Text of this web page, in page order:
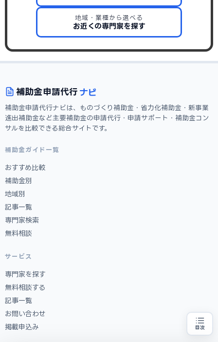
目次
地域・業種から選べる
お近くの専門家を探す
補助金申請代行 ナビ
補助金申請代行ナビは、ものづくり補助金・省力化補助金・新事業
進出補助金など主要補助金の申請代行・申請サポート・補助金コン
サルを比較できる総合サイトです。
補助金ガイド一覧
おすすめ比較
補助金別
地域別
記事一覧
専門家検索
無料相談
サービス
専門家を探す
無料相談する
記事一覧
お問い合わせ
掲載申込み